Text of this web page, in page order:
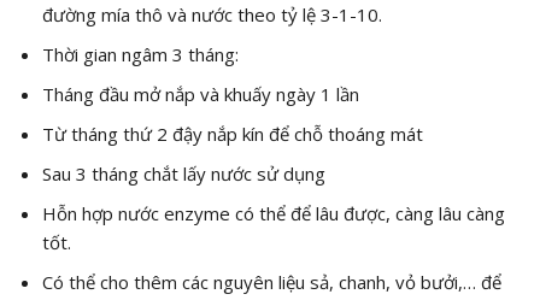
đường mía thô và nước theo tỷ lệ 3-1-10.
Thời gian ngâm 3 tháng:
Tháng đầu mở nắp và khuấy ngày 1 lần
Từ tháng thứ 2 đậy nắp kín để chỗ thoáng mát
Sau 3 tháng chắt lấy nước sử dụng
Hỗn hợp nước enzyme có thể để lâu được, càng lâu càng
tốt.
Có thể cho thêm các nguyên liệu sả, chanh, vỏ bưởi,… để